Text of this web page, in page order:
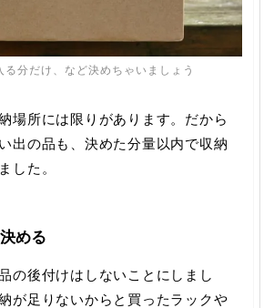
る分だけ、など決めちゃいましょう
場所には限りがあります。だから
出の品も、決めた分量以内で収納
した。
める
の後付けはしないことにしまし
が足りないからと買ったラックや